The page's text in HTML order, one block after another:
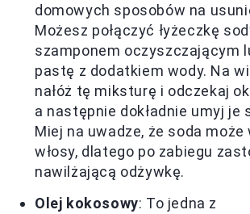
domowych sposobów na
Możesz połączyć łyżeczkę
szamponem oczyszczającym
pastę z dodatkiem wody. Na
nałóż tę miksturę i odczekaj
a następnie dokładnie umyj je
Miej na uwadze, że soda
włosy, dlatego po zabiegu
nawilżającą odżywkę.
Olej kokosowy: To jedna z